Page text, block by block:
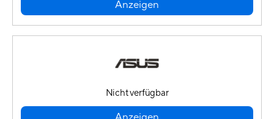
Anzeigen
Nicht verfügbar